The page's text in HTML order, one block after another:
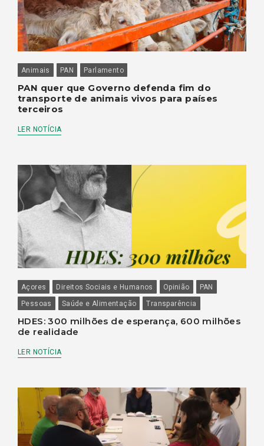
Animais PAN Parlamento
PAN quer que Governo defenda fim do
transporte de animais vivos para países
terceiros
LER NOTÍCIA
Açores Direitos Sociais e Humanos Opinião
PAN
Pessoas
Saúde e Alimentação Transparência
HDES: 300 milhões de esperança, 600 milhões
de realidade
LER NOTÍCIA